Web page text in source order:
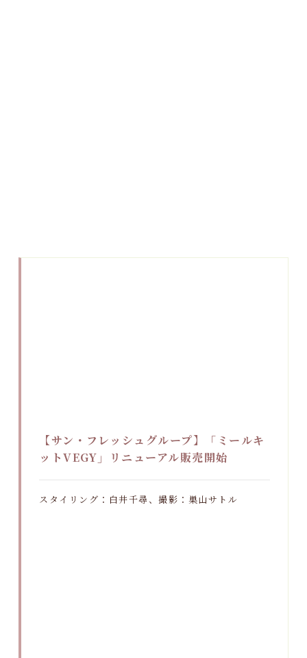
【サン・フレッシュグループ】「ミールキ
ットVEGY」リニューアル販売開始
スタイリング：白井千尋、撮影：巣山サトル